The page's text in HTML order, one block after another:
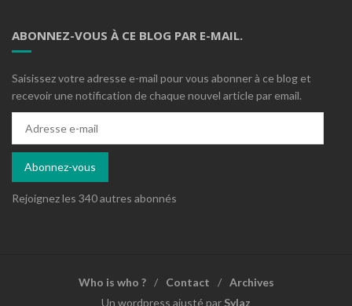
ABONNEZ-VOUS À CE BLOG PAR E-MAIL.
Saisissez votre adresse e-mail pour vous abonner à ce blog et
recevoir une notification de chaque nouvel article par email.
mail
Abonnez-vous
Rejoignez les 340 autres abonnés
Who is who ? Contact
Archives
Un wordpress ajusté par Sylaz